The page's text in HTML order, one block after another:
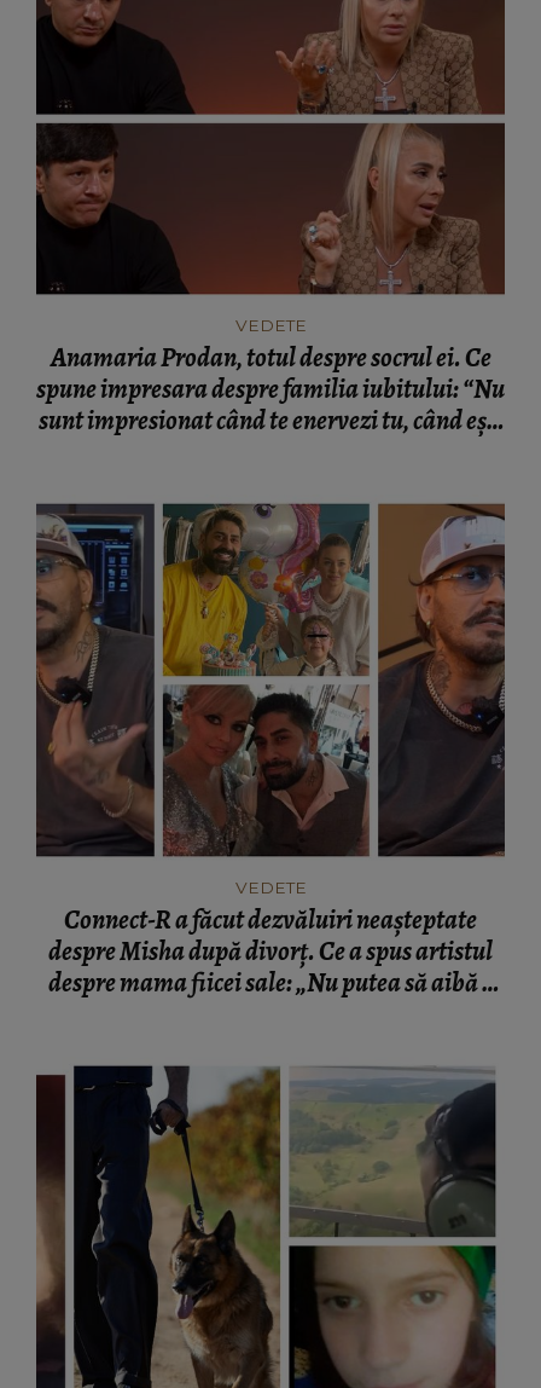
VEDETE
Anamaria Prodan, totul despre socrul ei. Ce
spune impresara despre familia iubitului: “Nu
sunt impresionat când te enervezi tu, când ești
VEDETE
Connect-R a făcut dezvăluiri neașteptate
despre Misha după divorț. Ce a spus artistul
despre mama fiicei sale: „Nu putea să aibă o